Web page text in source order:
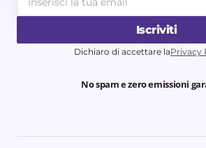
Iscriviti
Dichiaro di accettare laPrivacy
No spam e zero emissioni